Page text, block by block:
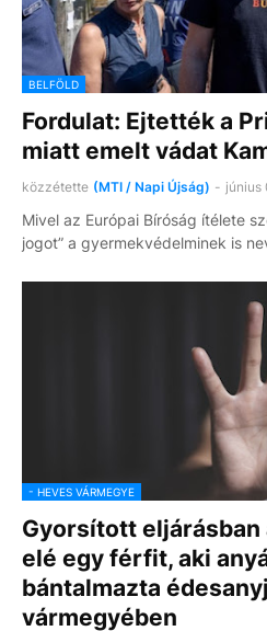
BELFÖLD
Fordulat: Ejtették a
miatt emelt vádat
közzétette (MTI / Napi Újság) - június
Mivel az Európai Bíróság ítélete
jogot” a gyermekvédelminek is
- HEVES VÁRMEGYE
Gyorsított
elé egy férfit, aki
bántalmazta
vármegyében